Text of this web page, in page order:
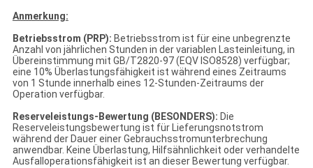
Anmerkung:
Betriebsstrom (PRP): Betriebsstrom ist für eine unbegrenzte
Anzahl von jährlichen Stunden in der variablen Lasteinleitung, in
Übereinstimmung mit GB/T2820-97 (EQV ISO8528) verfügbar;
eine 10% Überlastungsfähigkeit ist während eines Zeitraums
von 1 Stunde innerhalb eines 12-Stunden-Zeitraums der
Operation verfügbar.
Reserveleistungs-Bewertung (BESONDERS): Die
Reserveleistungsbewertung ist für Lieferungsnotstrom
während der Dauer einer Gebrauchsstromunterbrechung
anwendbar. Keine Überlastung, Hilfsähnlichkeit oder verhandelte
Ausfalloperationsfähigkeit ist an dieser Bewertung verfügbar.